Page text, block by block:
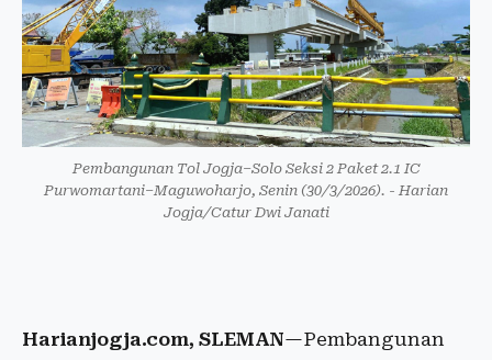
Pembangunan Tol Jogja–Solo Seksi 2 Paket 2.1 IC
Purwomartani–Maguwoharjo, Senin (30/3/2026). - Harian
Jogja/Catur Dwi Janati
Harianjogja.com, SLEMAN—Pembangunan